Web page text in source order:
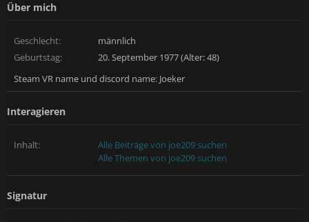
Über mich
Geschlecht:
männlich
Geburtstag:
20. September 1977 (Alter: 48)
Steam VR name und discord name: Joeker
Interagieren
Inhalt:
Alle Beiträge von joe209 suchen
Alle Themen von joe209 suchen
Signatur